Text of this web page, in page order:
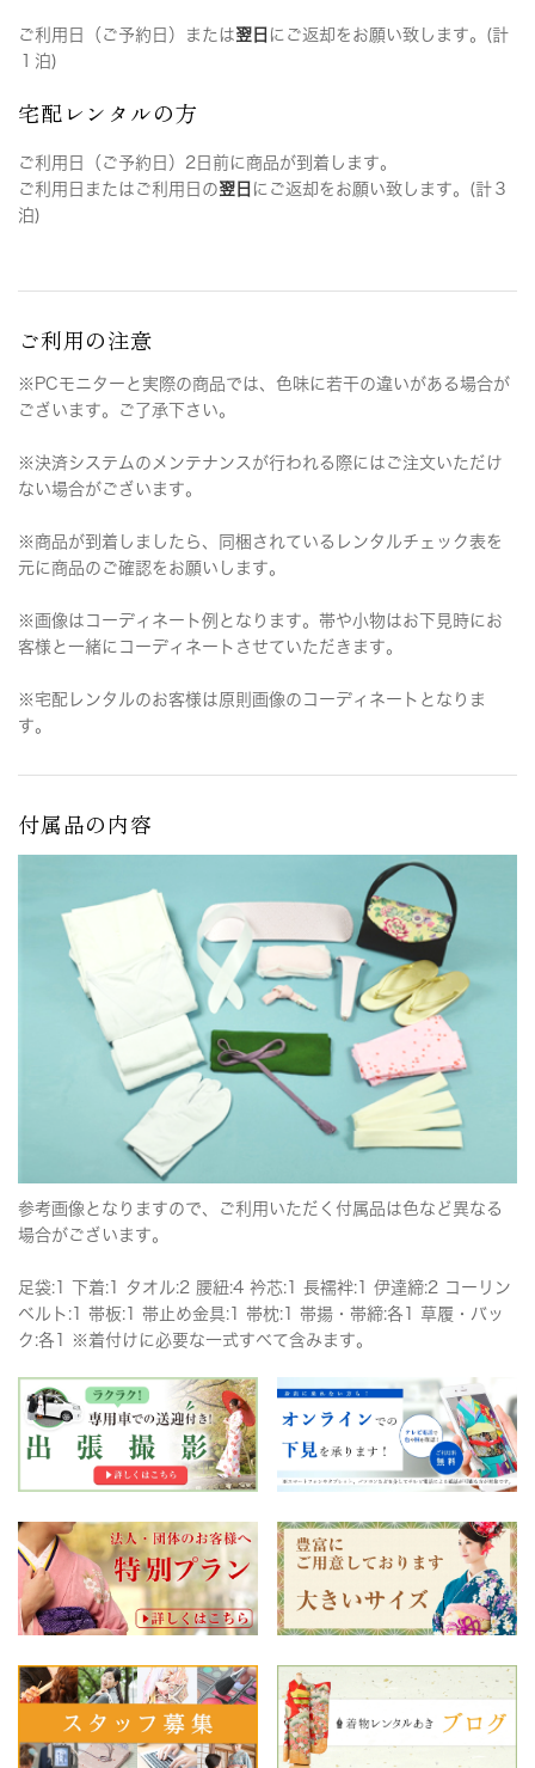
ご利用日（ご予約日）または翌日 にご返却をお願い致します。(計
１泊)
宅配レンタルの方
ご利用日（ご予約日）2日前に商品が到着します。
ご利用日またはご利用日の翌日 にご返却をお願い致します。(計３
泊)
ご利用の注意
※PCモニターと実際の商品では、色味に若干の違いがある場合が
ございます。ご了承下さい。
※決済システムのメンテナンスが行われる際にはご注文いただけ
ない場合がございます。
※商品が到着しましたら、同梱されているレンタルチェック表を
元に商品のご確認をお願いします。
※画像はコーディネート例となります。帯や小物はお下見時にお
客様と一緒にコーディネートさせていただきます。
※宅配レンタルのお客様は原則画像のコーディネートとなりま
す。
付属品の内容
参考画像となりますので、ご利用いただく付属品は色など異なる
場合がございます。
足袋:1 下着:1 タオル:2 腰紐:4 衿芯:1 長襦袢:1 伊達締:2 コーリン
ベルト:1 帯板:1 帯止め金具:1 帯枕:1 帯揚・帯締:各1 草履・バッ
ク:各1 ※着付けに必要な一式すべて含みます。